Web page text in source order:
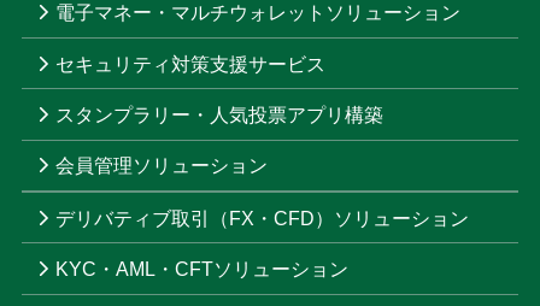
電子マネー・マルチウォレットソリューション
セキュリティ対策支援サービス
スタンプラリー・人気投票アプリ構築
会員管理ソリューション
デリバティブ取引（FX・CFD）ソリューション
KYC・AML・CFTソリューション